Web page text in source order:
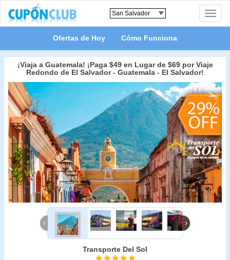
Toggle
Ofertas de Hoy Cómo Funciona
¡Viaja a Guatemala! ¡Paga $49 en Lugar de $69 por Viaje
Redondo de El Salvador - Guatemala - El Salvador!
‹ ›
Transporte Del Sol